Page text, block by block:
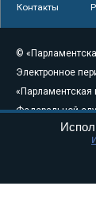
Контакты
©
Электронное
«Парламентская
Федеральной
связи,
массовых
Свидетельство